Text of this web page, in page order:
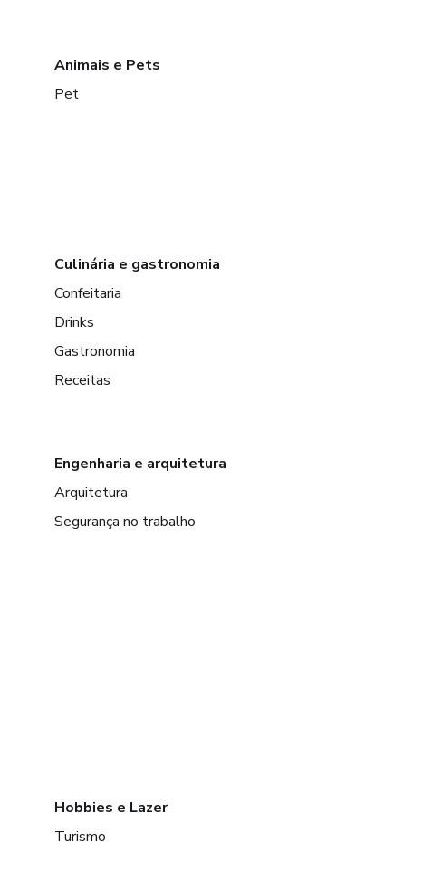
Animais e Pets
Pet
Culinária e gastronomia
Confeitaria
Drinks
Gastronomia
Receitas
Engenharia e arquitetura
Arquitetura
Segurança no trabalho
Hobbies e Lazer
Turismo